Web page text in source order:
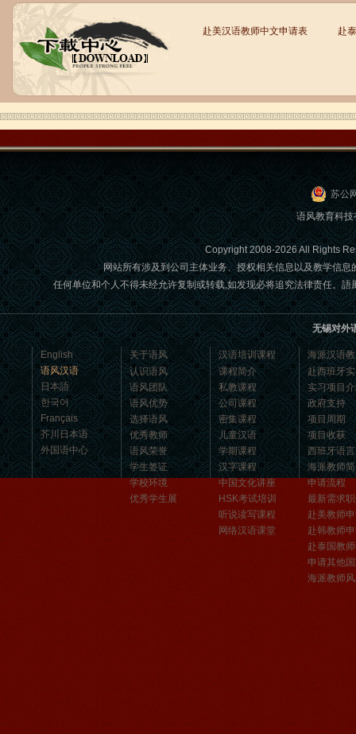
语风汉语学生Brad
我叫Brad,我是澳大利亚人，我在语风
我的中国朋友说很流利的汉语。谢谢语
风汉语...
语风汉语学生Jennifer
我叫Jennifer，我非常喜欢在语风汉语无
锡校学习汉语，这是一个非常好的学习
汉语和交朋友的好地方。 ...
赴美汉语教师中文申请表 赴
苏公
语风教育科
Copyright 2008-2026 All Rights
网站所有涉及到公司主体业务、授权相关信息以及教学信
任何单位和个人不得未经允许复制或转载,如发现必将追究法律责任。
无锡对外
English
语风汉语
日本語
한국어
Français
芥川日本语
外国语中心
关于语风
认识语风
语风团队
语风优势
选择语风
优秀教师
语风荣誉
学生签证
学校环境
优秀学生展
汉语培训课程
课程简介
私教课程
公司课程
密集课程
儿童汉语
学期课程
汉字课程
中国文化讲座
HSK考试培训
听说读写课程
网络汉语课堂
海派汉语
赴西班牙
实习项目
政府支持
项目周期
项目收获
西班牙语
海派教师
申请流程
最新需求
赴美教师
赴韩教师
赴泰国教
申请其他
海派教师